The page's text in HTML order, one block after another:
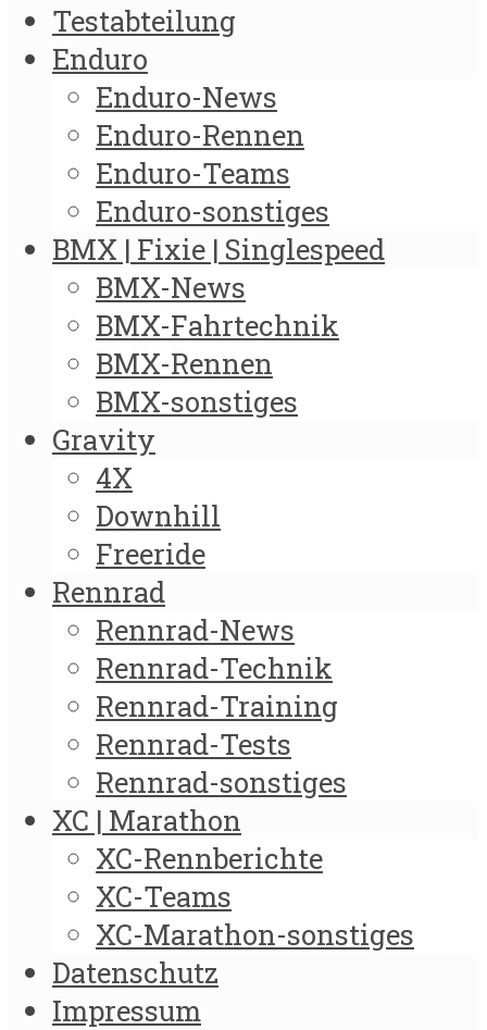
Testabteilung
Enduro
Enduro-News
Enduro-Rennen
Enduro-Teams
Enduro-sonstiges
BMX | Fixie | Singlespeed
BMX-News
BMX-Fahrtechnik
BMX-Rennen
BMX-sonstiges
Gravity
4X
Downhill
Freeride
Rennrad
Rennrad-News
Rennrad-Technik
Rennrad-Training
Rennrad-Tests
Rennrad-sonstiges
XC | Marathon
XC-Rennberichte
XC-Teams
XC-Marathon-sonstiges
Datenschutz
Impressum